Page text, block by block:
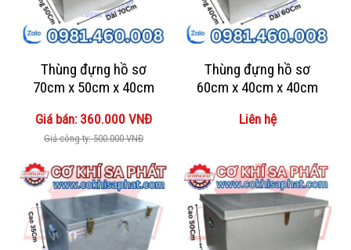
Thùng đựng hồ sơ
70cm x 50cm x 40cm
Giá bán: 360.000 VNĐ
Giá công ty: 500.000 VNĐ
Thùng đựng hồ sơ
60cm x 40cm x 40cm
Liên hệ